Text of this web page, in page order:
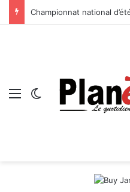
Menu Switch skin